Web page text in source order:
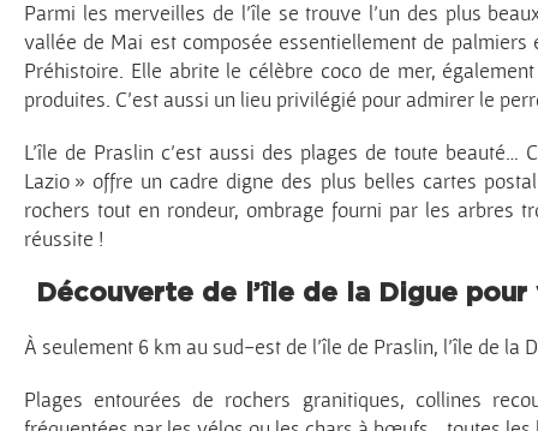
Parmi les merveilles de l’île se trouve l’un des plus
vallée de Mai est composée essentiellement de
Préhistoire. Elle abrite le célèbre coco de mer,
produites. C’est aussi un lieu privilégié pour admirer le
L’île de Praslin c’est aussi des plages de toute beauté…
Lazio » offre un cadre digne des plus belles cartes
rochers tout en rondeur, ombrage fourni par les arbres
réussite !
Découverte de l’île de la Digue
À seulement 6 km au sud-est de l’île de Praslin, l’île de la
Plages entourées de rochers granitiques, collines